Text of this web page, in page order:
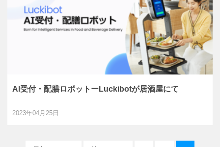
AI受付・配膳ロボットーLuckibotが居酒屋にて
2023年04月25日